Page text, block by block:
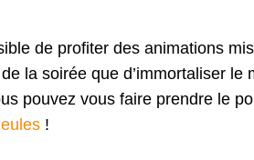
de profiter des animations
la soirée que d’immortaliser le
pouvez vous faire prendre le
!